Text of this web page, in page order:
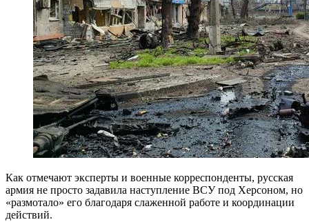
Как отмечают эксперты и военные корреспонденты, русская
армия не просто задавила наступление ВСУ под Херсоном, но
«размотало» его благодаря слаженной работе и координации
действий.